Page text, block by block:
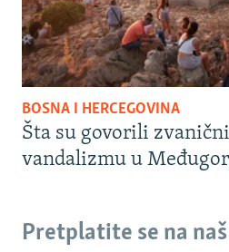
BOSNA I HERCEGOVINA
Šta su govorili
vandalizmu u
Pretplatite se na